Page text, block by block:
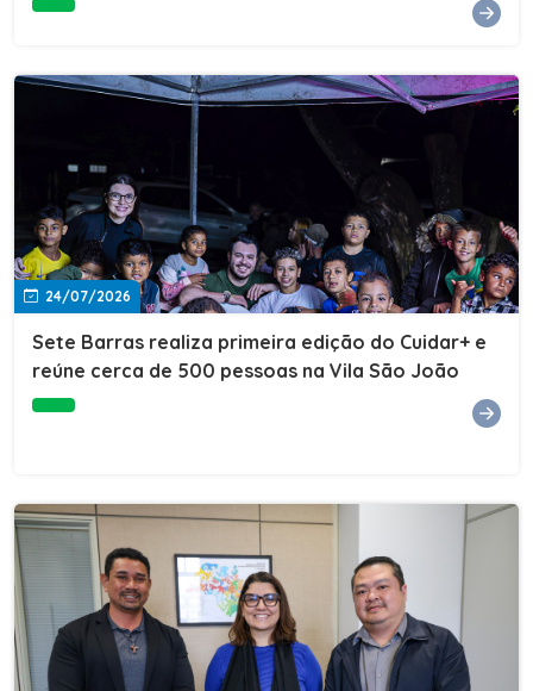
24/07/2026
Sete Barras realiza primeira edição do Cuidar+ e
reúne cerca de 500 pessoas na Vila São João